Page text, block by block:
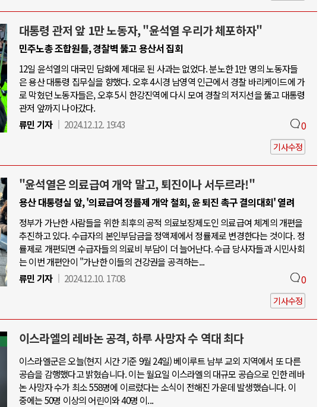
대통령 관저 앞 1만 노동자, "윤석열 우리가 체포하자"
민주노총 조합원들, 경찰벽 뚫고 용산서 집회
12일 윤석열의 대국민 담화에 제대로 된 사과는 없었다. 분노한 1만 명의 노동자들
은 용산 대통령 집무실을 향했다. 오후 4시경 남영역 인근에서 경찰 바리케이드에 가
로 막혔던 노동자들은, 오후 5시 한강진역에 다시 모여 경찰의 저지선을 뚫고 대통령
관저 앞까지 나아갔다.
류민 기자
2024.12.12. 19:43 0
기사수정
"윤석열은 의료급여 개악 말고, 퇴진이나 서두르라!"
용산 대통령실 앞, '의료급여 정률제 개악 철회, 윤 퇴진 촉구 결의대회' 열려
정부가 가난한 사람들을 위한 최후의 공적 의료보장제도인 의료급여 체계의 개편을
추진하고 있다. 수급자의 본인부담금을 정액제에서 정률제로 변경한다는 것이다. 정
률제로 개편되면 수급자들의 의료비 부담이 더 늘어난다. 수급 당사자들과 시민사회
는 이번 개편안이 "가난한 이들의 건강권을 공격하는...
류민 기자
2024.12.10. 17:08 0
기사수정
이스라엘의 레바논 공격, 하루 사망자 수 역대 최다
이스라엘군은 오늘(현지 시간 기준 9월 24일) 베이루트 남부 교외 지역에서 또 다른
공습을 감행했다고 밝혔습니다. 이는 월요일 이스라엘의 대규모 공습으로 인한 레바
논 사망자 수가 최소 558명에 이르렀다는 소식이 전해진 가운데 발생했습니다. 이
중에는 50명 이상의 어린이와 40명 이...